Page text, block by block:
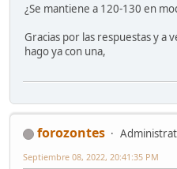
¿Se mantiene a 120-130 en
Gracias por las respuestas y a
hago ya con una,
forozontes
Septiembre 08, 2022, 20:41:35 PM